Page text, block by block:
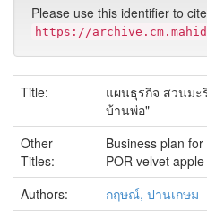
Please use this identifier to
https://
Title:
แผนธุรกิจ สวนมะ
บ้านพ่อ"
Other
Titles:
Business plan
POR velvet
Authors:
กฤษณ์, ปานเกษม